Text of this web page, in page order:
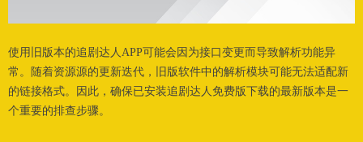
使用旧版本的追剧达人APP可能会因为接口变更而导致解析功能异
常。随着资源源的更新迭代，旧版软件中的解析模块可能无法适配新
的链接格式。因此，确保已安装追剧达人免费版下载的最新版本是一
个重要的排查步骤。